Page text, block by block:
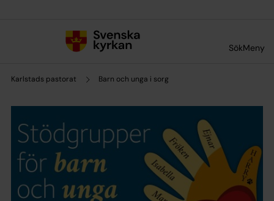
SökMeny
Karlstads pastorat Barn och unga i sorg